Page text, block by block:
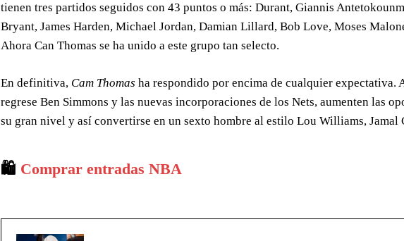
tienen tres partidos seguidos con 43 puntos o más: Durant, Giannis
Bryant, James Harden, Michael Jordan, Damian Lillard, Bob Love, Moses
Ahora Can Thomas se ha unido a este grupo tan selecto.
En definitiva, Cam Thomas ha respondido por encima de cualquier expectativa.
regrese Ben Simmons y las nuevas incorporaciones de los Nets, aumenten las
su gran nivel y así convertirse en un sexto hombre al estilo Lou Williams, Jamal
🛍️ Comprar entradas NBA